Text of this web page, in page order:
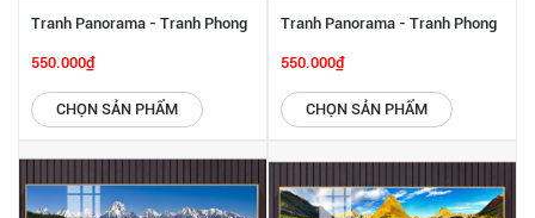
Tranh Panorama - Tranh Phong
Cảnh SGP 6142233
550.000₫
CHỌN SẢN PHẨM
Tranh Panorama - Tranh Phong
Cảnh SGP 6142232
550.000₫
CHỌN SẢN PHẨM